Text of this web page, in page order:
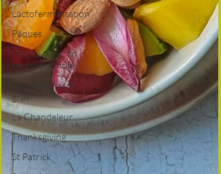
Lactofermentation
Pâques
Petit budget, fin
de mois difficile
Recettes mardi
gras
La Chandeleur
Thanksgiving
St Patrick